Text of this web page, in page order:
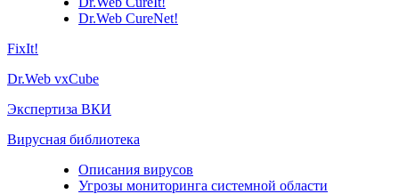
Dr.Web CureNet!
FixIt!
Dr.Web vxCube
Экспертиза ВКИ
Вирусная библиотека
Описания вирусов
Угрозы мониторинга системной области